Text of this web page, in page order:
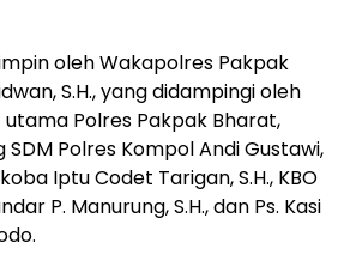
oleh Wakapolres Pakpak
S.H., yang didampingi oleh
Polres Pakpak Bharat,
Polres Kompol Andi Gustawi,
Iptu Codet Tarigan, S.H., KBO
P. Manurung, S.H., dan Ps. Kasi